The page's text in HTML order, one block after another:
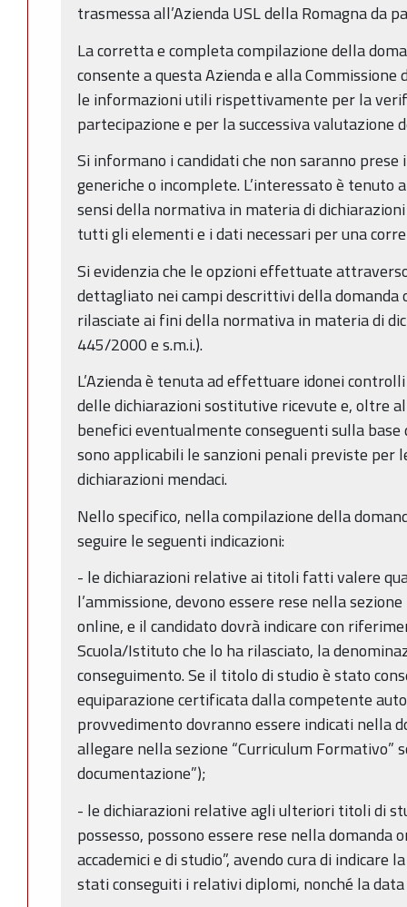
trasmessa all’Azienda USL della Romagna da
La corretta e completa compilazione della
consente a questa Azienda e alla
le informazioni utili rispettivamente per la
partecipazione e per la successiva valutazione
Si informano i candidati che non saranno
generiche o incomplete. L’interessato è tenuto
sensi della normativa in materia di
tutti gli elementi e i dati necessari per una
Si evidenzia che le opzioni effettuate
dettagliato nei campi descrittivi della domanda
rilasciate ai fini della normativa in materia di
445/2000 e s.m.i.).
L’Azienda è tenuta ad effettuare idonei
delle dichiarazioni sostitutive ricevute e, oltre
benefici eventualmente conseguenti sulla
sono applicabili le sanzioni penali previste per
dichiarazioni mendaci.
Nello specifico, nella compilazione della
seguire le seguenti indicazioni:
- le dichiarazioni relative ai titoli fatti valere
l’ammissione, devono essere rese nella
online, e il candidato dovrà indicare con
Scuola/Istituto che lo ha rilasciato, la
conseguimento. Se il titolo di studio è stato
equiparazione certificata dalla competente
provvedimento dovranno essere indicati nella
allegare nella sezione “Curriculum Formativo”
documentazione”);
- le dichiarazioni relative agli ulteriori titoli di
possesso, possono essere rese nella domanda
accademici e di studio”, avendo cura di
stati conseguiti i relativi diplomi, nonché la